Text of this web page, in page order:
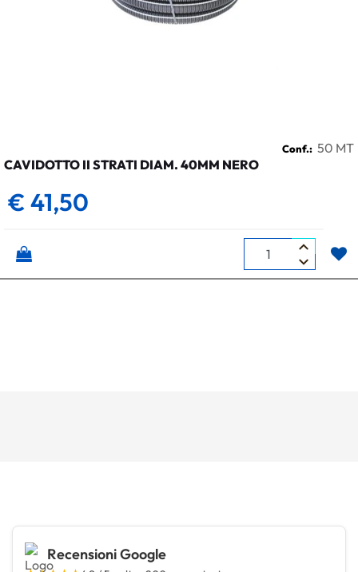
Conf.: 50 MT
CAVIDOTTO II STRATI DIAM. 40MM NERO
€ 41,50
Quantità
Recensioni Google